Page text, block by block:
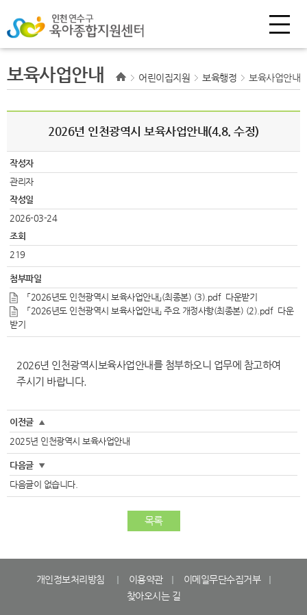
보육사업안내 어린이집지원 보육행정 보육사업안내
2026년 인천광역시 보육사업안내(4.8. 수정)
작성자
관리자
작성일
2026-03-24
조회
219
첨부파일
「2026년도 인천광역시 보육사업안내」(최종본) (3).pdf 다운받기
「2026년도 인천광역시 보육사업안내」 주요 개정사항(최종본) (2).pdf 다운
받기
2026년 인천광역시보육사업안내를 첨부하오니 업무에 참고하여
주시기 바랍니다.
이전글 ▲
2025년 인천광역시 보육사업안내
다음글 ▼
다음글이 없습니다.
목록
개인정보처리방침 이용약관
이메일무단수집거부
찾아오시는 길